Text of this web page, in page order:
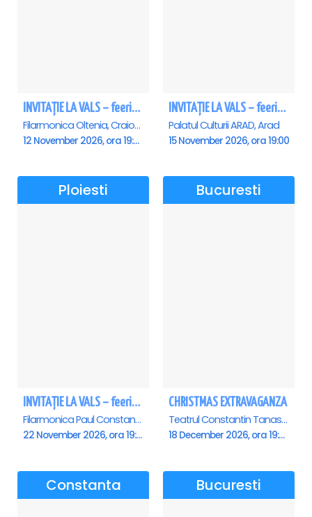
INVITAȚIE LA VALS – feerie de bal în paşi de dans - Craiova
Filarmonica Oltenia, Craiova
12 November 2026, ora 19:00
INVITAȚIE LA VALS – feerie de bal în paşi de dans - Arad
Palatul Culturii ARAD, Arad
15 November 2026, ora 19:00
Ploiesti
INVITAȚIE LA VALS – feerie de bal în paşi de dans - Ploiesti
Filarmonica Paul Constantinescu, Ploiesti
22 November 2026, ora 19:00
Bucuresti
CHRISTMAS EXTRAVAGANZA
Teatrul Constantin Tanase - Sala Savoy, Bucuresti
18 December 2026, ora 19:00
Constanta Bucuresti